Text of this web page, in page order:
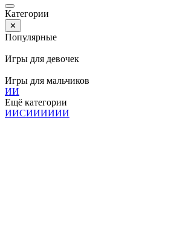
Категории
✕
Популярные
Игры для девочек
Игры для мальчиков
ИИ
Ещё категории
ИИСИИИИИИ